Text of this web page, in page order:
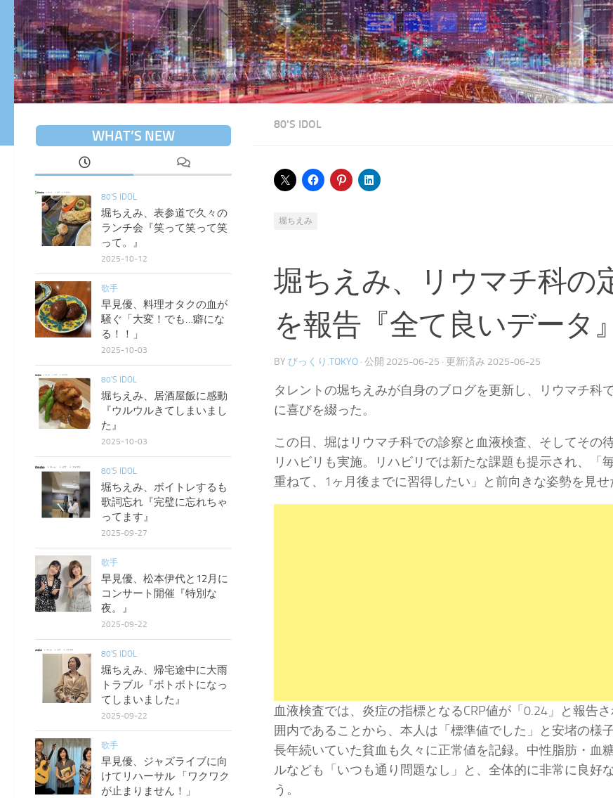
80'S IDOL
堀ちえみ
堀ちえみ、リウマチ科の
を報告『全て良いデータ』
BY びっくり.TOKYO · 公開 2025-06-25 · 更新済み 2025-06-25
タレントの堀ちえみが自身のブログを更新し、リウマチ科
に喜びを綴った。
この日、堀はリウマチ科での診察と血液検査、そしてその
リハビリも実施。リハビリでは新たな課題も提示され、「
重ねて、1ヶ月後までに習得したい」と前向きな姿勢を見せ
血液検査では、炎症の指標となるCRP値が「0.24」と報告
囲内であることから、本人は「標準値でした」と安堵の様
長年続いていた貧血も久々に正常値を記録。中性脂肪・血
ルなども「いつも通り問題なし」と、全体的に非常に良好
う。
WHAT’S NEW
80'S IDOL
堀ちえみ、表参道で久々の
ランチ会『笑って笑って笑
って。』
2025-10-12
歌手
早見優、料理オタクの血が
騒ぐ「大変！でも…癖にな
る！！」
2025-10-03
80'S IDOL
堀ちえみ、居酒屋飯に感動
『ウルウルきてしまいまし
た』
2025-10-03
80'S IDOL
堀ちえみ、ボイトレするも
歌詞忘れ『完璧に忘れちゃ
ってます』
2025-09-27
歌手
早見優、松本伊代と12月に
コンサート開催『特別な
夜。』
2025-09-22
80'S IDOL
堀ちえみ、帰宅途中に大雨
トラブル『ボトボトになっ
てしまいました』
2025-09-22
歌手
早見優、ジャズライブに向
けてリハーサル 「ワクワク
が止まりません！」